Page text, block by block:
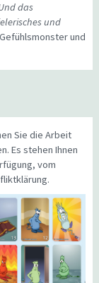
das
und
und
Sie die Arbeit
Es stehen Ihnen
vom